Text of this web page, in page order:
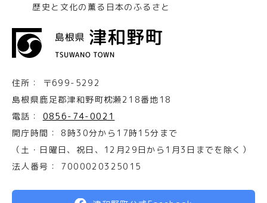
歴史と文化の薫る日本のふるさと
住所：
〒699-5292
島根県鹿足郡津和野町枕瀬218番地18
電話：
0856-74-0021
開庁時間：
8時30分から17時15分まで
（土・日曜日、祝日、12月29日から1月3日までを除く）
法人番号：
7000020325015